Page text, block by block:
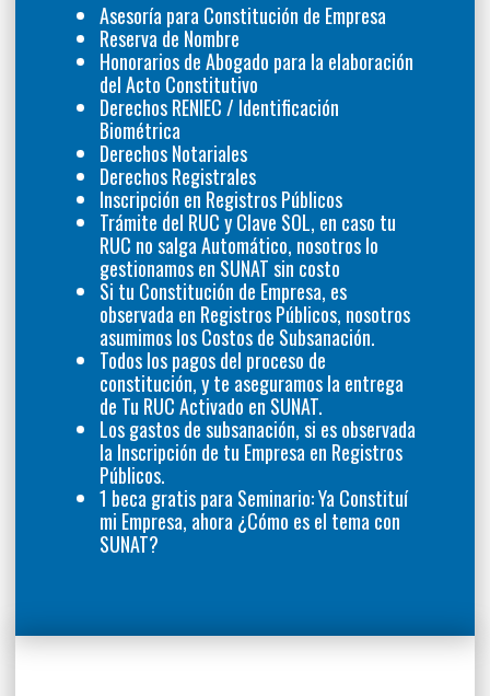
Asesoría para Constitución de Empresa
Reserva de Nombre
Honorarios de Abogado para la elaboración
del Acto Constitutivo
Derechos RENIEC / Identificación
Biométrica
Derechos Notariales
Derechos Registrales
Inscripción en Registros Públicos
Trámite del RUC y Clave SOL, en caso tu
RUC no salga Automático, nosotros lo
gestionamos en SUNAT sin costo
Si tu Constitución de Empresa, es
observada en Registros Públicos, nosotros
asumimos los Costos de Subsanación.
Todos los pagos del proceso de
constitución, y te aseguramos la entrega
de Tu RUC Activado en SUNAT.
Los gastos de subsanación, si es observada
la Inscripción de tu Empresa en Registros
Públicos.
1 beca gratis para Seminario: Ya Constituí
mi Empresa, ahora ¿Cómo es el tema con
SUNAT?